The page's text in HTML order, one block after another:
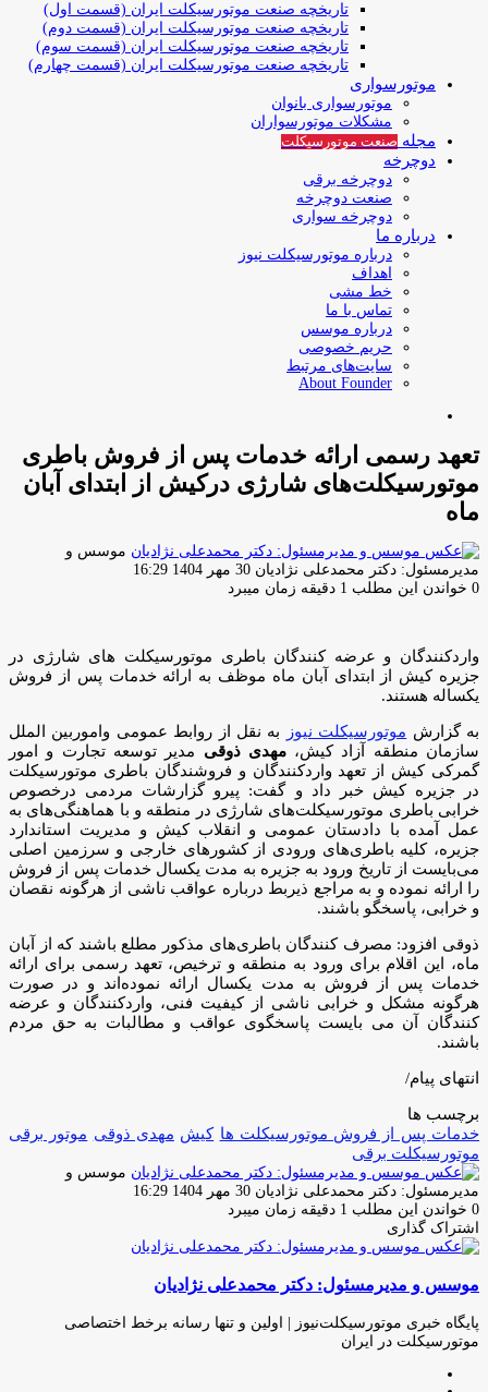
تاریخچه صنعت موتورسیکلت ایران (قسمت اول)
تاریخچه صنعت موتورسیکلت ایران (قسمت دوم)
تاریخچه صنعت موتورسیکلت ایران (قسمت سوم)
تاریخچه صنعت موتورسیکلت ایران (قسمت چهارم)
موتورسواری
موتورسواری بانوان
مشکلات موتورسواران
مجله صنعت موتورسیکلت
دوچرخه
دوچرخه برقی
صنعت دوچرخه
دوچرخه سواری
درباره ما
درباره موتورسیکلت نیوز
اهداف
خط مشی
تماس با ما
درباره موسس
حریم خصوصی
سایت‌های مرتبط
About Founder
تعهد رسمی ارائه خدمات پس از فروش باطری
موتورسیکلت‌های شارژی درکیش از ابتدای آبان
ماه
موسس و
مدیرمسئول: دکتر محمدعلی نژادیان ارسال
ایمیل
30 مهر 1404 16:29
0 خواندن این مطلب 1 دقیقه زمان میبرد
واردکنندگان و عرضه کنندگان باطری موتورسیکلت های شارژی در
جزیره کیش از ابتدای آبان ماه موظف به ارائه خدمات پس از فروش
یکساله هستند.
به گزارش موتورسیکلت نیوز
به نقل از روابط عمومی واموربین الملل
سازمان منطقه آزاد کیش،مهدی ذوقی مدیر توسعه تجارت و امور
گمرکی کیش از تعهد واردکنندگان و فروشندگان باطری موتورسیکلت
در جزیره کیش خبر داد و گفت: پیرو گزارشات مردمی درخصوص
خرابی باطری موتورسیکلت‌های شارژی در منطقه و با هماهنگی‌های به
عمل آمده با دادستان عمومی و انقلاب کیش و مدیریت استاندارد
جزیره، کلیه باطری‌های ورودی از کشورهای خارجی و سرزمین اصلی
می‌بایست از تاریخ ورود به جزیره به مدت یکسال خدمات پس از فروش
را ارائه نموده و به مراجع ذیربط درباره عواقب ناشی از هرگونه نقصان
و خرابی، پاسخگو باشند.
ذوقی افزود: مصرف کنندگان باطری‌های مذکور مطلع باشند که از آبان
ماه، این اقلام برای ورود به منطقه و ترخیص، تعهد رسمی برای ارائه
خدمات پس از فروش به مدت یکسال ارائه نموده‌اند و در صورت
هرگونه مشکل و خرابی ناشی از کیفیت فنی، واردکنندگان و عرضه
کنندگان آن می بایست پاسخگوی عواقب و مطالبات به حق مردم
باشند.
انتهای پیام/
برچسب ها
خدمات پس از فروش موتورسیکلت ها کیش مهدی ذوقی موتور برقی
موتورسیکلت برقى
موسس و
مدیرمسئول: دکتر محمدعلی نژادیان ارسال
ایمیل
30 مهر 1404 16:29
0 خواندن این مطلب 1 دقیقه زمان میبرد
اشتراک گذاری
فیس
توئیتر
لینکدین
واتس
تلگرام
اشتراک
از
ایمیل
چاپ
موسس و مدیرمسئول: دکتر محمدعلی نژادیان
پایگاه خبری موتورسیکلت‌نیوز | اولین و تنها رسانه برخط اختصاصی
موتورسیکلت در ایران